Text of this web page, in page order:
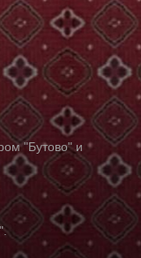
"Бутово" и